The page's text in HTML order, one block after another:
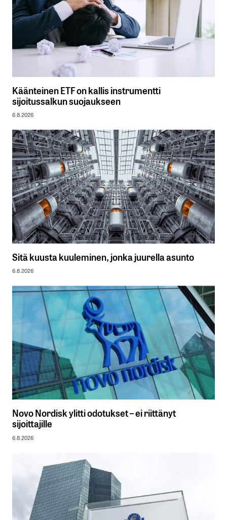
Käänteinen ETF on kallis instrumentti
sijoitussalkun suojaukseen
6.8.2026
Sitä kuusta kuuleminen, jonka juurella asunto
6.8.2026
Novo Nordisk ylitti odotukset – ei riittänyt
sijoittajille
6.8.2026